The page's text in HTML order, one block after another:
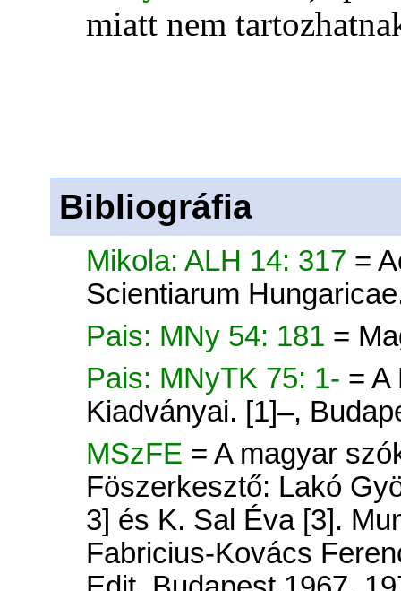
miatt nem
Bibliográfia
Mikola: ALH 14: 317 =
Scientiarum
Pais: MNy 54: 181 =
Pais: MNyTK 75: 1- = A
Kiadványai. [1]–,
MSzFE = A magyar
Föszerkesztő: Lakó
3] és K. Sal Éva [3].
Fabricius-Kovács